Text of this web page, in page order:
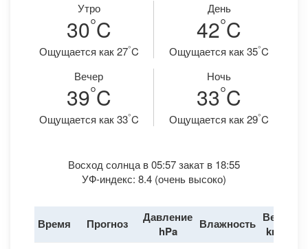
Утро
30°C
Ощущается как 27°C
День
42°C
Ощущается как 35°C
Вечер
39°C
Ощущается как 33°C
Ночь
33°C
Ощущается как 29°C
Восход солнца в 05:57 закат в 18:55
УФ-индекс: 8.4 (очень высоко)
Время Прогноз
Давление
hPa
Влажность Ветер
km/h